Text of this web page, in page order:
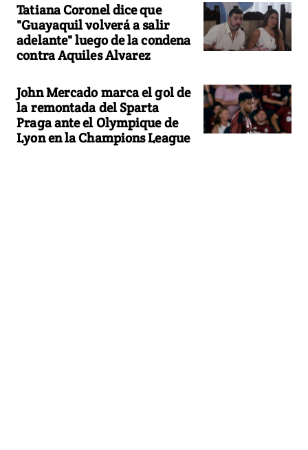
Tatiana Coronel dice que
"Guayaquil volverá a salir
adelante" luego de la condena
contra Aquiles Alvarez
John Mercado marca el gol de
la remontada del Sparta
Praga ante el Olympique de
Lyon en la Champions League